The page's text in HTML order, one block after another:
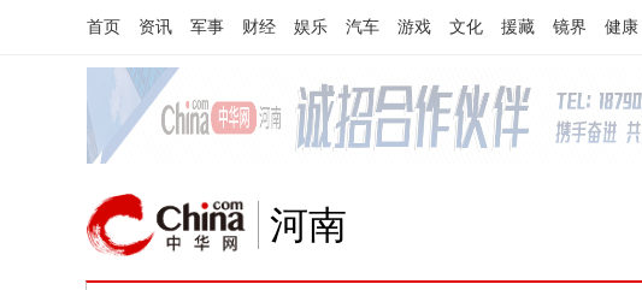
首页 资讯 军事 财经 娱乐 汽车 游戏 文化 援藏 镜界 健康
河南